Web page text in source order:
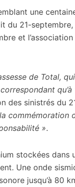
une
du 21-
et l’association
de Total, qui
qu’à
des sinistrés du
commémoration
».
stockées dans
Une onde
jusqu’à 80